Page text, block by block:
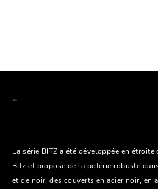
La série BITZ a été développée en
Bitz et propose de la poterie robuste
et de noir, des couverts en acier noir, en